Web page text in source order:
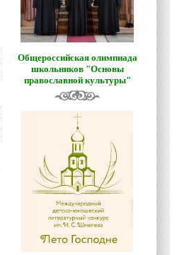
Общероссийская олимпиада
школьников "Основы
православной культуры"